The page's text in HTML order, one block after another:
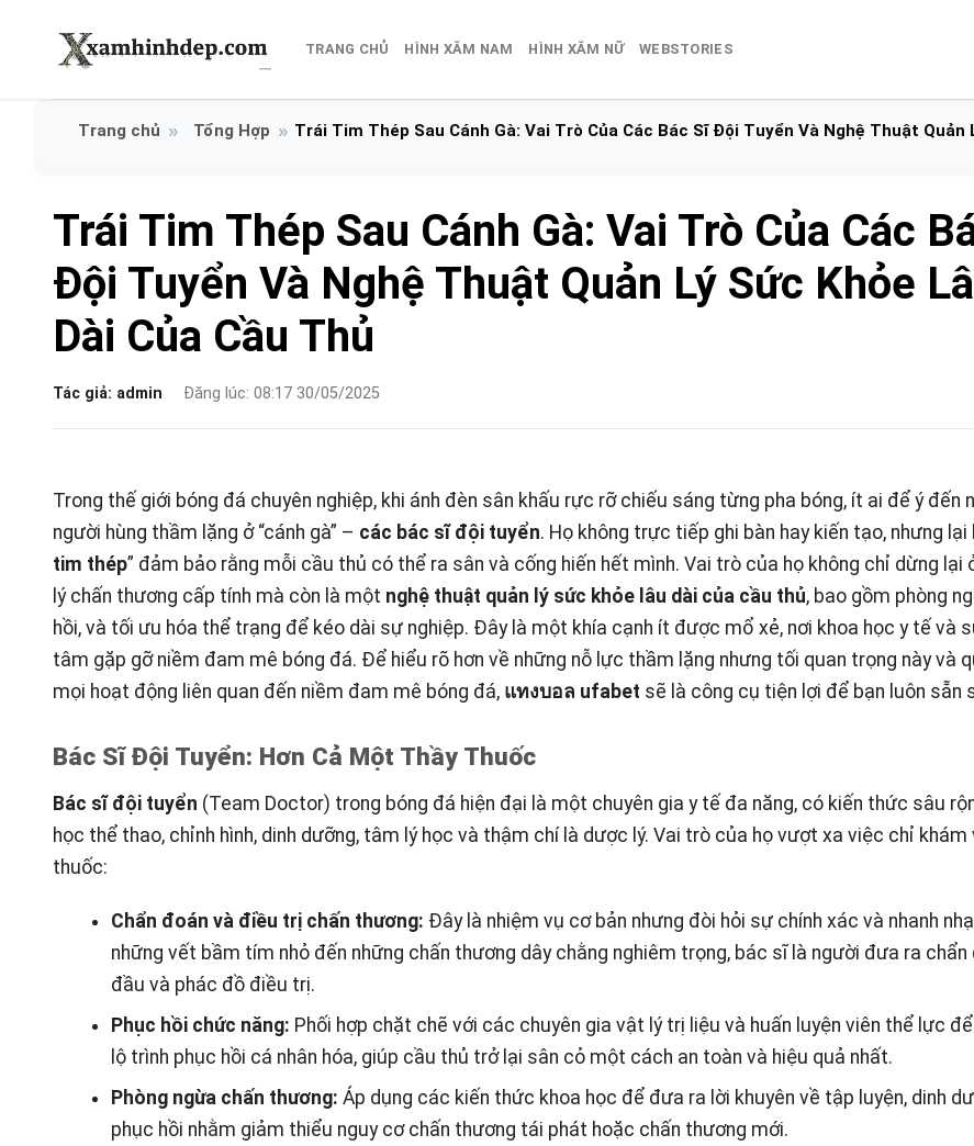
TRANG CHỦ HÌNH XĂM NAM HÌNH XĂM NỮ WEBSTORIES
Tổng Hợp Trái Tim Thép Sau Cánh Gà: Vai Trò Của Các Bác Sĩ Đội Tuyển Và Nghệ Thuật Quản
Trái Tim Thép Sau Cánh Gà: Vai Trò Của Các
Đội Tuyển Và Nghệ Thuật Quản Lý Sức Khỏe
Dài Của Cầu Thủ
Tác giả: admin Đăng lúc: 08:17 30/05/2025
Trong thế giới bóng đá chuyên nghiệp, khi ánh đèn sân khấu rực rỡ chiếu sáng từng pha bóng, ít ai để ý đến
người hùng thầm lặng ở “cánh gà” – các bác sĩ đội tuyển. Họ không trực tiếp ghi bàn hay kiến tạo, nhưng lại
tim thép” đảm bảo rằng mỗi cầu thủ có thể ra sân và cống hiến hết mình. Vai trò của họ không chỉ dừng lại
lý chấn thương cấp tính mà còn là một nghệ thuật quản lý sức khỏe lâu dài của cầu thủ, bao gồm phòng
hồi, và tối ưu hóa thể trạng để kéo dài sự nghiệp. Đây là một khía cạnh ít được mổ xẻ, nơi khoa học y tế và
tâm gặp gỡ niềm đam mê bóng đá. Để hiểu rõ hơn về những nỗ lực thầm lặng nhưng tối quan trọng này và
mọi hoạt động liên quan đến niềm đam mê bóng đá, แทงบอล ufabet sẽ là công cụ tiện lợi để bạn luôn sẵn
Bác Sĩ Đội Tuyển: Hơn Cả Một Thầy Thuốc
Bác sĩ đội tuyển (Team Doctor) trong bóng đá hiện đại là một chuyên gia y tế đa năng, có kiến thức sâu
học thể thao, chỉnh hình, dinh dưỡng, tâm lý học và thậm chí là dược lý. Vai trò của họ vượt xa việc chỉ khám
thuốc:
Chẩn đoán và điều trị chấn thương: Đây là nhiệm vụ cơ bản nhưng đòi hỏi sự chính xác và nhanh
những vết bầm tím nhỏ đến những chấn thương dây chằng nghiêm trọng, bác sĩ là người đưa ra chẩn
đầu và phác đồ điều trị.
Phục hồi chức năng: Phối hợp chặt chẽ với các chuyên gia vật lý trị liệu và huấn luyện viên thể lực
lộ trình phục hồi cá nhân hóa, giúp cầu thủ trở lại sân cỏ một cách an toàn và hiệu quả nhất.
Phòng ngừa chấn thương: Áp dụng các kiến thức khoa học để đưa ra lời khuyên về tập luyện, dinh
phục hồi nhằm giảm thiểu nguy cơ chấn thương tái phát hoặc chấn thương mới.